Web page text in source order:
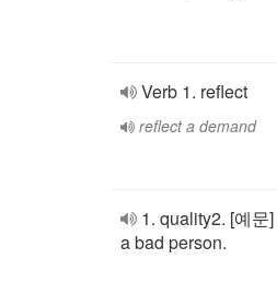
Verb 1. reflect
reflect a demand
1. quality2. [예
a bad person.